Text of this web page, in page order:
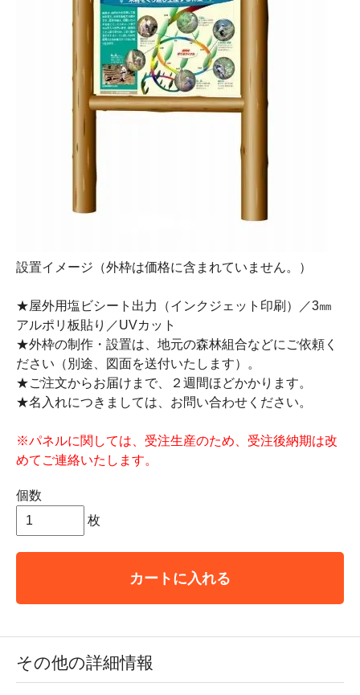
設置イメージ（外枠は価格に含まれていません。）
★屋外用塩ビシート出力（インクジェット印刷）／3㎜
アルポリ板貼り／UVカット
★外枠の制作・設置は、地元の森林組合などにご依頼く
ださい（別途、図面を送付いたします）。
★ご注文からお届けまで、２週間ほどかかります。
★名入れにつきましては、お問い合わせください。
※パネルに関しては、受注生産のため、受注後納期は改
めてご連絡いたします。
個数
枚
カートに入れる
その他の詳細情報